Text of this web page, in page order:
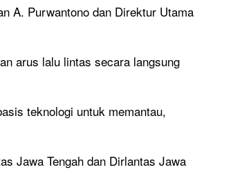
A. Purwantono dan Direktur Utama
arus lalu lintas secara langsung
teknologi untuk memantau,
Jawa Tengah dan Dirlantas Jawa